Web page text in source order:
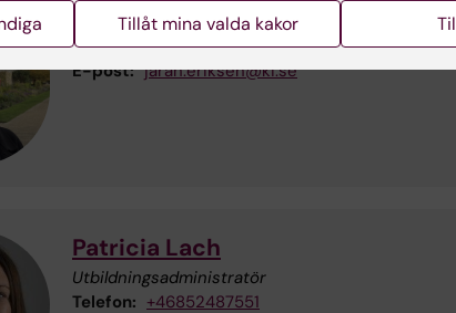
Jaran Eriksen
Kursansvarig och examinator
E-post: jaran.eriksen@ki.se
Patricia Lach
Utbildningsadministratör
Telefon: +46852487551
Tillåt mina valda kakor